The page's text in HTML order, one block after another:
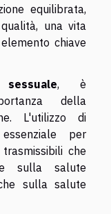
equilibrata,
una vita
chiave
, è
della
L'utilizzo di
per
che
sulla salute
sulla salute